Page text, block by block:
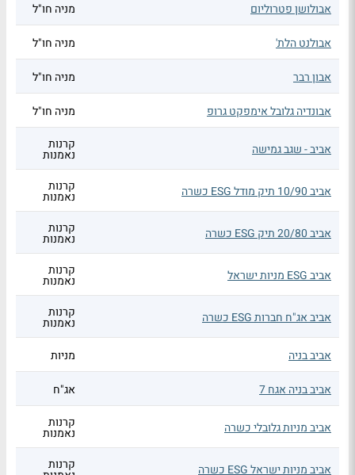
אבולושן פטרוליום מניה חו"ל
אבולנט הלת' מניה חו"ל
אבון רבר מניה חו"ל
אבונדיה גלובל אימפקט גרופ מניה חו"ל
אביב - שגב גמישה קרנות
נאמנות
אביב 10/90 תיק מודל ESG כשרה קרנות
נאמנות
אביב 20/80 תיק ESG כשרה קרנות
נאמנות
אביב ESG מניות ישראל קרנות
נאמנות
אביב אג"ח חברות ESG כשרה קרנות
נאמנות
אביב בניה
מניות
אביב בניה אגח 7 אג"ח
אביב מניות גלובלי כשרה קרנות
נאמנות
אביב מניות ישראל ESG כשרה קרנות